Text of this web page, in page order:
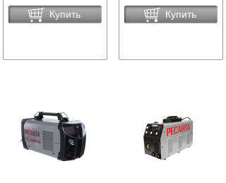
Купить Купить